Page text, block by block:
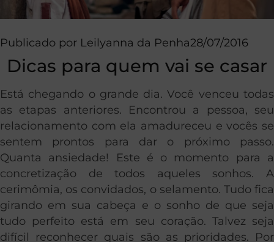
Publicado por Leilyanna da Penha28/07/2016
Dicas para quem vai se casar
Está chegando o grande dia. Você venceu todas
as etapas anteriores. Encontrou a pessoa, seu
relacionamento com ela amadureceu e vocês se
sentem prontos para dar o próximo passo.
Quanta ansiedade! Este é o momento para a
concretização de todos aqueles sonhos. A
cerimômia, os convidados, o selamento. Tudo fica
girando em sua cabeça e o sonho de que seja
tudo perfeito está em seu coração. Talvez seja
difícil reconhecer quais são as prioridades. Por